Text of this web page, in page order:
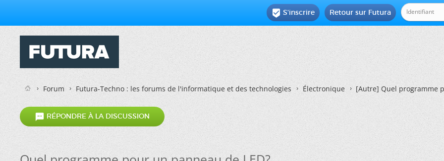
Retour sur Futura
 S'inscrire
Forum Futura-Techno : les forums de l'informatique et des technologies Électronique [Autre] Quel programme
 RÉPONDRE À LA DISCUSSION